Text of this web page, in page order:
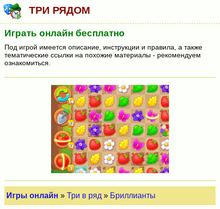
ТРИ РЯДОМ
Играть онлайн бесплатно
Под игрой имеется описание, инструкции и правила, а также
тематические ссылки на похожие материалы - рекомендуем
ознакомиться.
Игры онлайн »Три в ряд » Бриллианты